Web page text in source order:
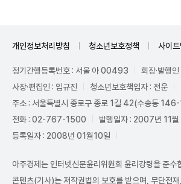
개인정보처리방침 청소년보호정책 사이트
정기간행등록번호 : 서울 아 00493
회장·발행
사장·편집인 : 임규진
청소년보호책임자 : 전운
주소 : 서울특별시 종로구 종로 1길 42(수송동
전화 : 02-767-1500
발행일자 : 2007년 11월
등록일자 : 2008년 01월10일
아주경제는 인터넷신문윤리위원회 윤리강령을 준수
콘텐츠(기사)는 저작권법의 보호를 받으며, 무단전